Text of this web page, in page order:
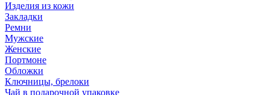
Изделия из кожи
Закладки
Ремни
Мужские
Женские
Портмоне
Обложки
Ключницы, брелоки
Чай в подарочной упаковке